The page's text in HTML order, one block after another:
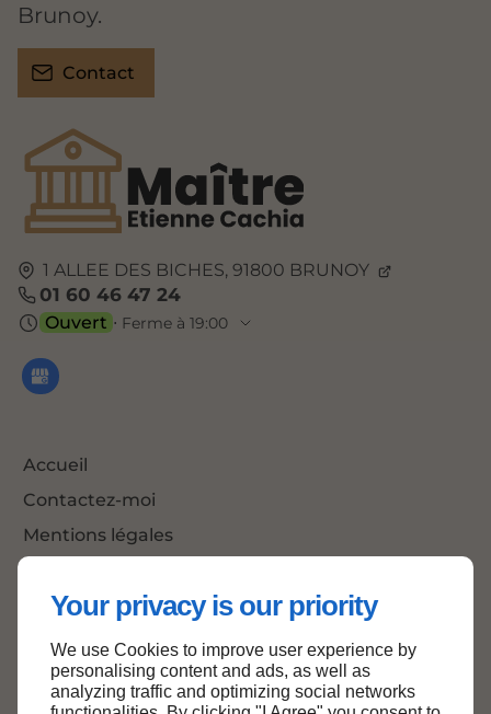
Your privacy is our priority
We use Cookies to improve user experience by
personalising content and ads, as well as
analyzing traffic and optimizing social networks
1 ALLEE DES BICHES,91800 BRUNOY
01 60 46 47 24
Ouvert ⋅ Ferme à 19:00
Accueil
Contactez-moi
Mentions légales
Brunoy.
Contact
Haut de page